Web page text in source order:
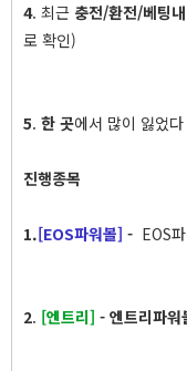
4. 최근 충전/환전/베팅
로 확인)
5. 한 곳에서 많이 잃었다
진행종목
1.[EOS파워볼] - EOS
2. [엔트리] - 엔트리파워